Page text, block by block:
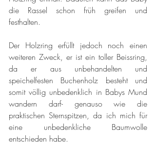
die Rassel schon früh greifen und
festhalten.
Der Holzring erfüllt jedoch noch einen
weiteren Zweck, er ist ein toller Beissring,
da er aus unbehandelten und
speichelfesten Buchenholz besteht und
somit völlig unbedenklich in Babys Mund
wandern darf- genauso wie die
praktischen Sternspitzen, da ich mich für
eine unbedenkliche Baumwolle
entschieden habe.